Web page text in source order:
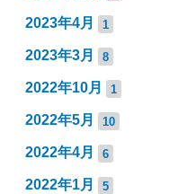
2023年4月 1
2023年3月 8
2022年10月 1
2022年5月 10
2022年4月 6
2022年1月 5